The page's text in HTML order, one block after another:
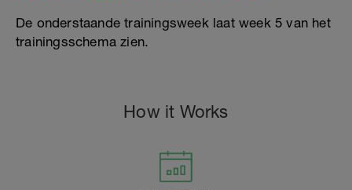
De onderstaande trainingsweek laat week 5 van het
trainingsschema zien.
How it Works